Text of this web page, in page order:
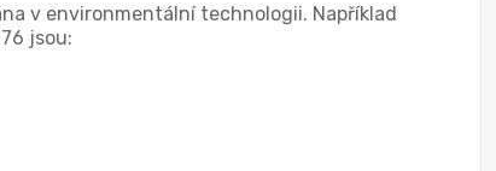
v environmentální technologii. Například
jsou: